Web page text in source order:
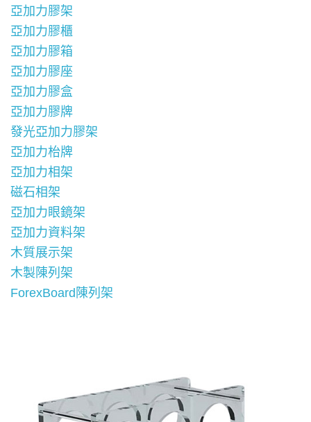
亞加力膠架
亞加力膠櫃
亞加力膠箱
亞加力膠座
亞加力膠盒
亞加力膠牌
發光亞加力膠架
亞加力枱牌
亞加力相架
磁石相架
亞加力眼鏡架
亞加力資料架
木質展示架
木製陳列架
ForexBoard陳列架